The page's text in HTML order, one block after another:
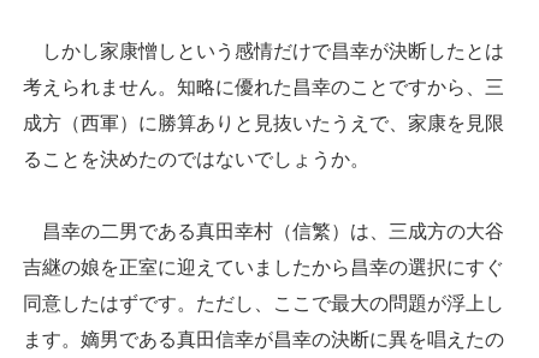
しかし家康憎しという感情だけで昌幸が決断したとは
考えられません。知略に優れた昌幸のことですから、三
成方（西軍）に勝算ありと見抜いたうえで、家康を見限
ることを決めたのではないでしょうか。
昌幸の二男である真田幸村（信繁）は、三成方の大谷
吉継の娘を正室に迎えていましたから昌幸の選択にすぐ
同意したはずです。ただし、ここで最大の問題が浮上し
ます。嫡男である真田信幸が昌幸の決断に異を唱えたの